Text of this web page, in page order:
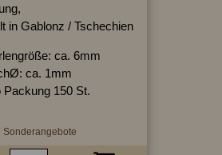
in Gablonz / Tschechien
ca. 6mm
ca. 1mm
Packung 150 St.
Sonderangebote